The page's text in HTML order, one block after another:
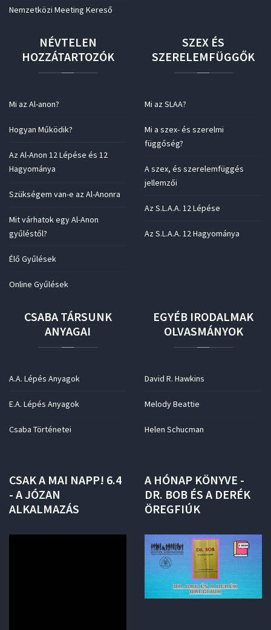
Nemzetközi Meeting Kereső
NÉVTELEN
HOZZÁTARTOZÓK
Mi az Al-anon?
Hogyan Működik?
Az Al-Anon 12 Lépése és 12
Hagyománya
Szükségem van-e az Al-Anonra
Mit várhatok egy Al-Anon
gyűléstől?
Élő Gyűlések
Online Gyűlések
SZEX ÉS
SZERELEMFÜGGŐK
Mi az SLAA?
Mi a szex- és szerelmi
függőség?
A szex, és szerelemfüggés
jellemzői
Az S.L.A.A. 12 Lépése
Az S.L.A.A. 12 Hagyománya
CSABA TÁRSUNK
ANYAGAI
A.A. Lépés Anyagok
E.A. Lépés Anyagok
Csaba Történetei
EGYÉB IRODALMAK
OLVASMÁNYOK
David R. Hawkins
Melody Beattie
Helen Schucman
CSAKA MAI NAPP! 6.4
- AJÓZAN
ALKALMAZÁS
A HÓNAP KÖNYVE -
DR. BOB ÉS A DERÉK
ÖREGFIÚK